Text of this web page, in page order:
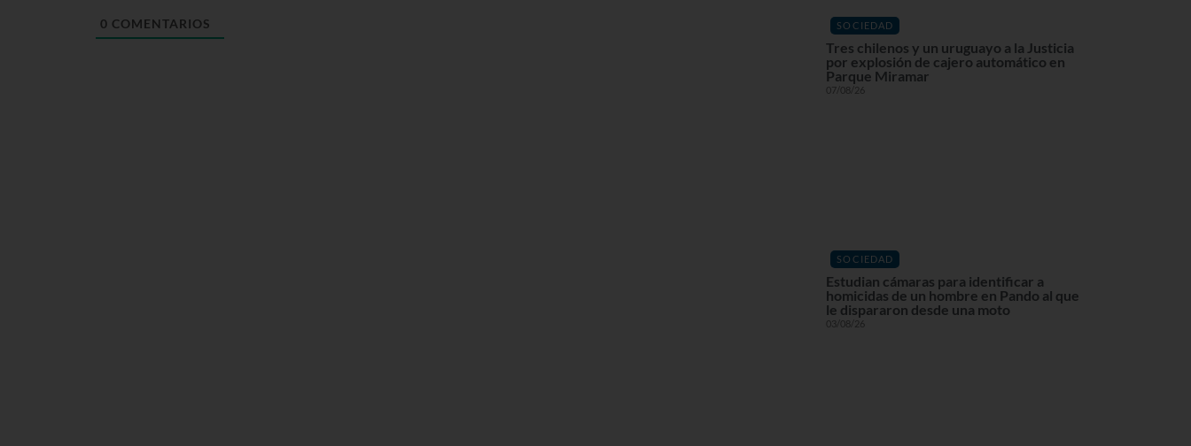
0 COMENTARIOS SOCIEDAD
Tres chilenos y un uruguayo a la Justicia
por explosión de cajero automático en
Parque Miramar
07/08/26
SOCIEDAD
Estudian cámaras para identificar a
homicidas de un hombre en Pando al que
le dispararon desde una moto
03/08/26